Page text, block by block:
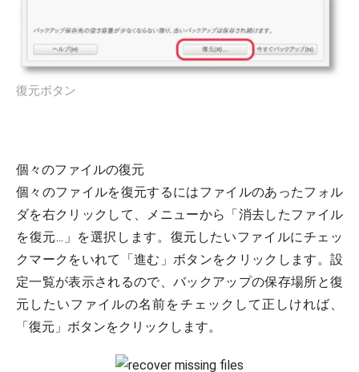
復元ボタン
個々のファイルの復元
個々のファイルを復元するにはファイルのあったフォル
ダを右クリックして、メニューから「消去したファイル
を復元...」を選択します。復元したいファイルにチェッ
クマークをいれて「進む」ボタンをクリックします。設
定一覧が表示されるので、バックアップの保存場所と復
元したいファイルの名前をチェックして正しければ、
「復元」ボタンをクリックします。